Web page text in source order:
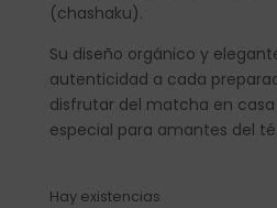
(chashaku).
Su diseño orgánico y
autenticidad a cada
disfrutar del matcha en
especial para amantes del té.
Hay existencias